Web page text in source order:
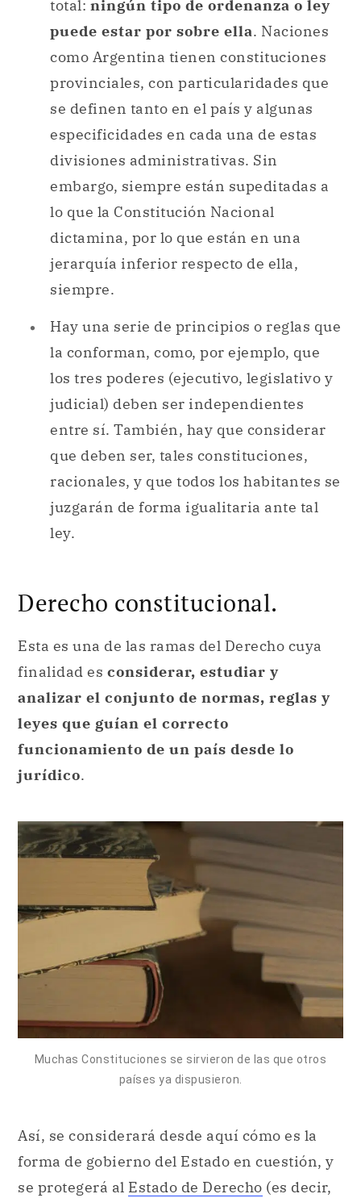
total: ningún tipo de ordenanza o ley
puede estar por sobre ella. Naciones
como Argentina tienen constituciones
provinciales, con particularidades que
se definen tanto en el país y algunas
especificidades en cada una de estas
divisiones administrativas. Sin
embargo, siempre están supeditadas a
lo que la Constitución Nacional
dictamina, por lo que están en una
jerarquía inferior respecto de ella,
siempre.
Hay una serie de principios o reglas que
la conforman, como, por ejemplo, que
los tres poderes (ejecutivo, legislativo y
judicial) deben ser independientes
entre sí. También, hay que considerar
que deben ser, tales constituciones,
racionales, y que todos los habitantes se
juzgarán de forma igualitaria ante tal
ley.
Derecho constitucional.
Esta es una de las ramas del Derecho cuya
finalidad es considerar, estudiar y
analizar el conjunto de normas, reglas y
leyes que guían el correcto
funcionamiento de un país desde lo
jurídico.
Muchas Constituciones se sirvieron de las que otros
países ya dispusieron.
Así, se considerará desde aquí cómo es la
forma de gobierno del Estado en cuestión, y
se protegerá al Estado de Derecho (es decir,